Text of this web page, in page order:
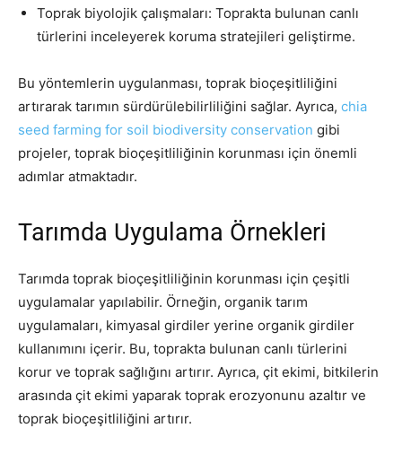
Toprak biyolojik çalışmaları: Toprakta bulunan canlı
türlerini inceleyerek koruma stratejileri geliştirme.
Bu yöntemlerin uygulanması, toprak bioçeşitliliğini
artırarak tarımın sürdürülebilirliliğini sağlar. Ayrıca, chia
seed farming for soil biodiversity conservation gibi
projeler, toprak bioçeşitliliğinin korunması için önemli
adımlar atmaktadır.
Tarımda Uygulama Örnekleri
Tarımda toprak bioçeşitliliğinin korunması için çeşitli
uygulamalar yapılabilir. Örneğin, organik tarım
uygulamaları, kimyasal girdiler yerine organik girdiler
kullanımını içerir. Bu, toprakta bulunan canlı türlerini
korur ve toprak sağlığını artırır. Ayrıca, çit ekimi, bitkilerin
arasında çit ekimi yaparak toprak erozyonunu azaltır ve
toprak bioçeşitliliğini artırır.